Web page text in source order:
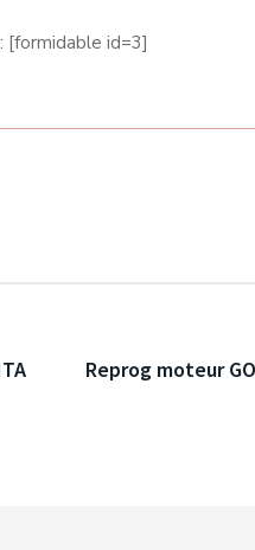
[formidable id=3]
Reprog moteur